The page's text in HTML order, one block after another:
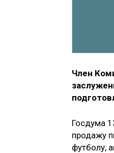
Член
Госдума
продажу
футболу,